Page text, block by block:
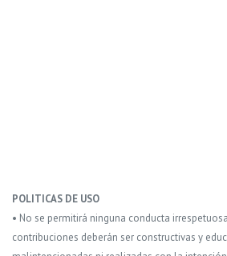
POLITICAS DE USO
• No se permitirá ninguna conducta
contribuciones deberán ser constructivas y